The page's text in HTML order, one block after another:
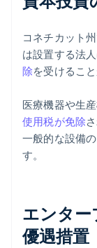
コネチカット
は設置する法人
除を受けるこ
医療機器や生
使用税が免除
一般的な設備
す。
エンタ
優遇措置